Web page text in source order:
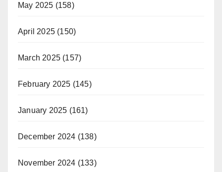
May 2025 (158)
April 2025 (150)
March 2025 (157)
February 2025 (145)
January 2025 (161)
December 2024 (138)
November 2024 (133)